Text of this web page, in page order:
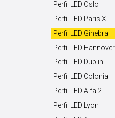
Perfil LED Oslo
Perfil LED Paris XL
Perfil LED Ginebra
Perfil LED Hannover
Perfil LED Dublin
Perfil LED Colonia
Perfil LED Alfa 2
Perfil LED Lyon